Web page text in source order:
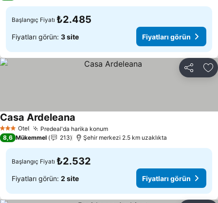
Başlangıç Fiyatı ₺2.485
Fiyatları görün: 3 site Fiyatları görün
Paylaş
3 YıldızOtel Predeal'da harika konumFiyatları görün
Casa Ardeleana
8,6 Mükemmel 213 Şehir merkezi 2.5 km uzaklıkta
Başlangıç Fiyatı ₺2.532
Fiyatları görün: 2 site Fiyatları görün